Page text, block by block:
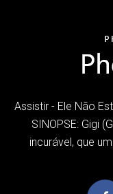
Assistir - Ele Não
SINOPSE: Gigi
incurável, que